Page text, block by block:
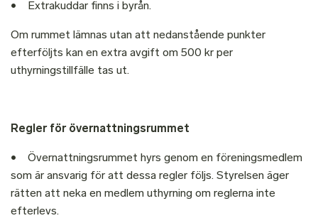
• Extrakuddar finns i byrån.
Om rummet lämnas utan att nedanstående punkter
efterföljts kan en extra avgift om 500 kr per
uthyrningstillfälle tas ut.
Regler för övernattningsrummet
• Övernattningsrummet hyrs genom en föreningsmedlem
som är ansvarig för att dessa regler följs. Styrelsen äger
rätten att neka en medlem uthyrning om reglerna inte
efterlevs.